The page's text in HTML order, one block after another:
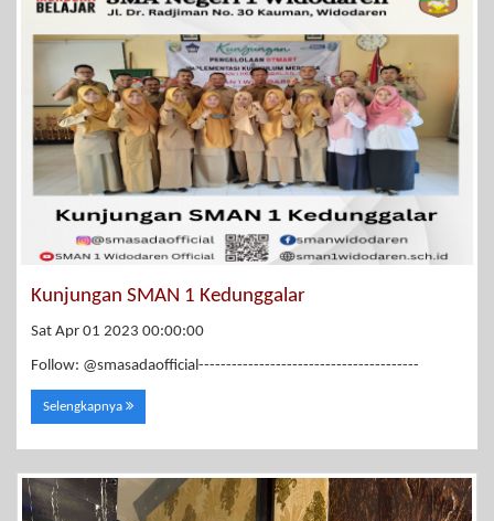
Kunjungan SMAN 1 Kedunggalar
Sat Apr 01 2023 00:00:00
Follow: @smasadaofficial----------------------------------------
Selengkapnya